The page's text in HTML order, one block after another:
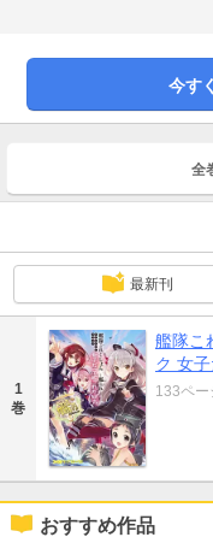
き風羽／衣丘わこ／御子柴ト
今す
全
最新刊
1
巻
艦隊こ
ク 女
133ペー
おすすめ作品